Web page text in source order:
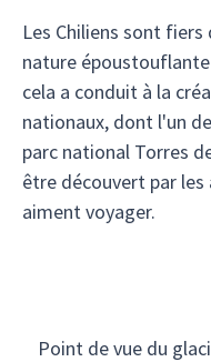
Les Chiliens sont fiers
nature
cela a conduit à la
nationaux, dont l'un
parc national Torres
être découvert par
aiment voyager.
Point de vue du